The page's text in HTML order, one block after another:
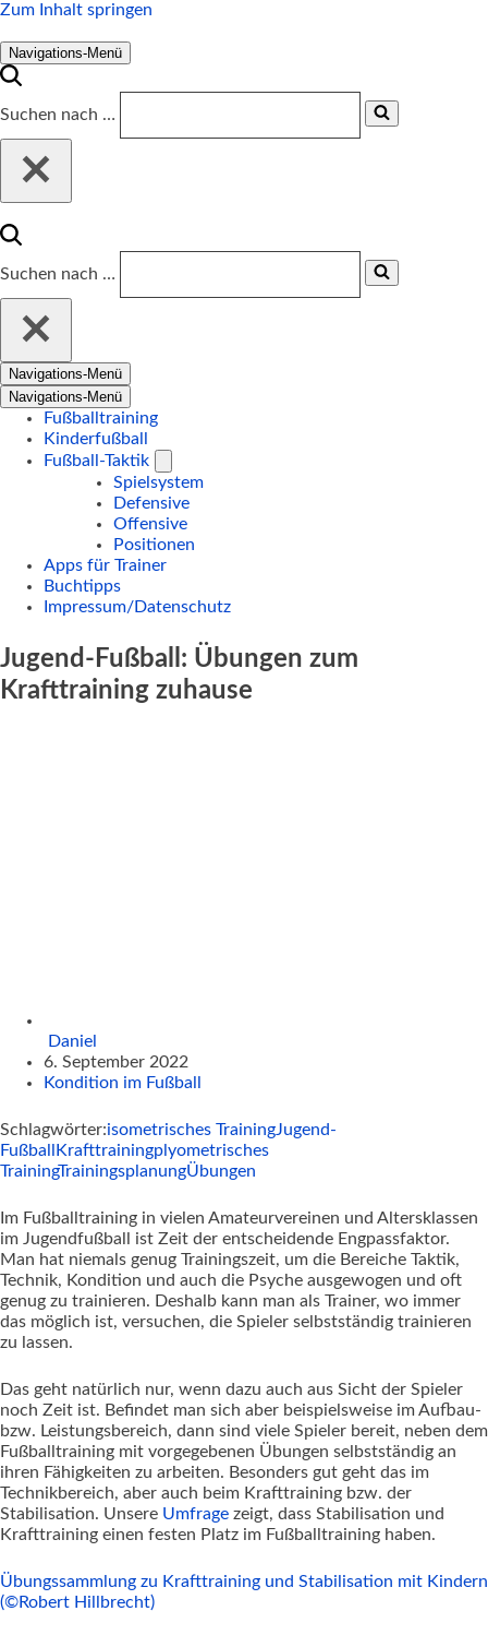
Zum Inhalt springen
Navigations-Menü
Suchen nach …
Suchen nach …
Navigations-Menü
Navigations-Menü
Fußballtraining
Kinderfußball
Fußball-Taktik
Spielsystem
Defensive
Offensive
Positionen
Apps für Trainer
Buchtipps
Impressum/Datenschutz
Jugend-Fußball: Übungen zum
Krafttraining zuhause
Daniel
6. September 2022
Kondition im Fußball
Schlagwörter:isometrisches TrainingJugend-
Fußball
Krafttrainingplyometrisches
TrainingTrainingsplanungÜbungen
Im Fußballtraining in vielen Amateurvereinen und Altersklassen
im Jugendfußball ist Zeit der entscheidende Engpassfaktor.
Man hat niemals genug Trainingszeit, um die Bereiche Taktik,
Technik, Kondition und auch die Psyche ausgewogen und oft
genug zu trainieren. Deshalb kann man als Trainer, wo immer
das möglich ist, versuchen, die Spieler selbstständig trainieren
zu lassen.
Das geht natürlich nur, wenn dazu auch aus Sicht der Spieler
noch Zeit ist. Befindet man sich aber beispielsweise im Aufbau-
bzw. Leistungsbereich, dann sind viele Spieler bereit, neben dem
Fußballtraining mit vorgegebenen Übungen selbstständig an
ihren Fähigkeiten zu arbeiten. Besonders gut geht das im
Technikbereich, aber auch beim Krafttraining bzw. der
Stabilisation. Unsere Umfrage zeigt, dass Stabilisation und
Krafttraining einen festen Platz im Fußballtraining haben.
Übungssammlung zu Krafttraining und Stabilisation mit Kindern
(©Robert Hillbrecht)